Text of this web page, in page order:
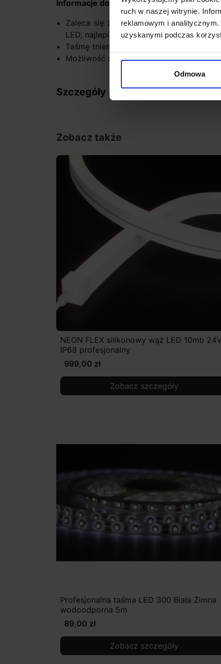
ruch w naszej witrynie.
reklamowym i
uzyskanymi podczas
Odmowa
Informacje dodatkowe:
Zaleca się zasilacz o mocy
LED, najlepiej z zapasem 20%
Taśmę tniemy w wyznaczonych do tego
Możliwość ściemniania po podłączeniu
Szczegóły produktu
Zobacz także
NEON FLEX silikonowy wąż LED 10mb 24V
IP68 profesjonalny
999,00 zł
Zobacz szczegóły
Profesjonalna taśma LED 300 Biała Zimna
wodoodporna 5m
89,00 zł
Zobacz szczegóły